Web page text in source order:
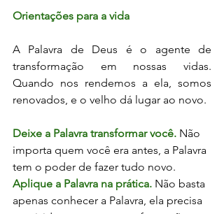
Orientações para a vida
A Palavra de Deus é o agente de
transformação em nossas vidas.
Quando nos rendemos a ela, somos
renovados, e o velho dá lugar ao novo.
Deixe a Palavra transformar você. Não
importa quem você era antes, a Palavra
tem o poder de fazer tudo novo.
Aplique a Palavra na prática. Não basta
apenas conhecer a Palavra, ela precisa